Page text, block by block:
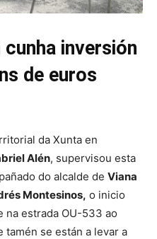
inversión
de euros
da Xunta en
Alén, supervisou esta
do alcalde de Viana
Montesinos, o inicio
na estrada OU-533 ao
tamén se están a levar a